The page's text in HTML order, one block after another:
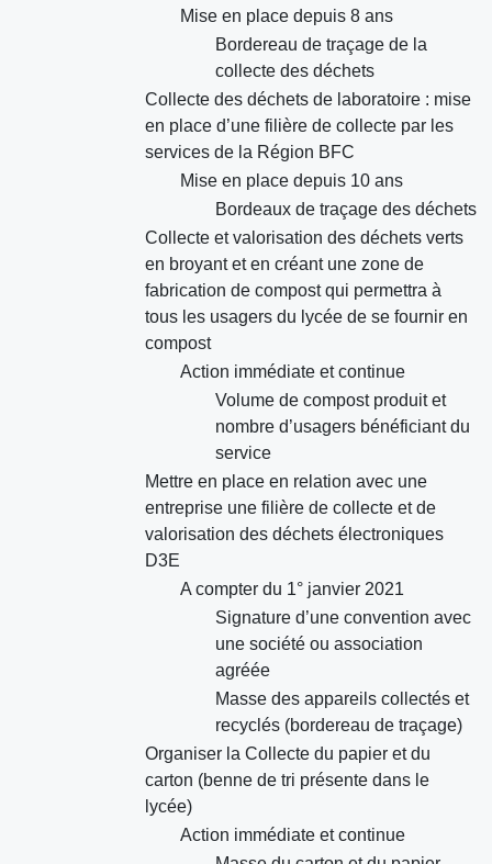
Mise en place depuis 8 ans
Bordereau de traçage de la
collecte des déchets
Collecte des déchets de laboratoire : mise
en place d’une filière de collecte par les
services de la Région BFC
Mise en place depuis 10 ans
Bordeaux de traçage des déchets
Collecte et valorisation des déchets verts
en broyant et en créant une zone de
fabrication de compost qui permettra à
tous les usagers du lycée de se fournir en
compost
Action immédiate et continue
Volume de compost produit et
nombre d’usagers bénéficiant du
service
Mettre en place en relation avec une
entreprise une filière de collecte et de
valorisation des déchets électroniques
D3E
A compter du 1° janvier 2021
Signature d’une convention avec
une société ou association
agréée
Masse des appareils collectés et
recyclés (bordereau de traçage)
Organiser la Collecte du papier et du
carton (benne de tri présente dans le
lycée)
Action immédiate et continue